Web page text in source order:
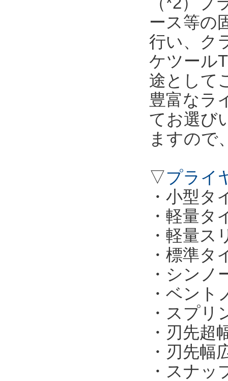
ース等の
行い、ク
ケツール
途として
豊富なラ
てお選び
ますので
▽プライ
・小型タ
・軽量タ
・軽量ス
・標準タ
・シンノ
・ベント
・スプ
・刃先超
・刃先幅
・スナッ